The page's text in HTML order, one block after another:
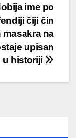
ime po
čiji čin
masakra na
upisan
u historiji